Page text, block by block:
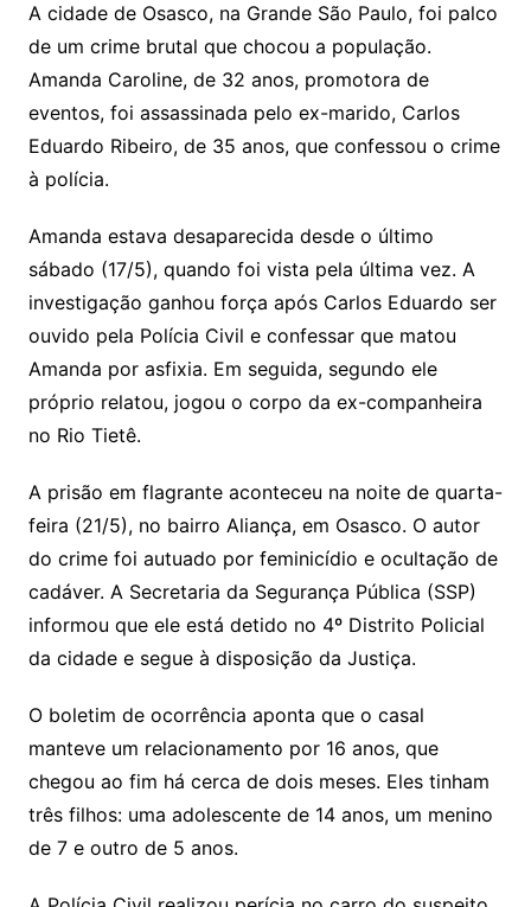
A cidade de Osasco, na Grande São Paulo, foi palco
de um crime brutal que chocou a população.
Amanda Caroline, de 32 anos, promotora de
eventos, foi assassinada pelo ex-marido, Carlos
Eduardo Ribeiro, de 35 anos, que confessou o crime
à polícia.
Amanda estava desaparecida desde o último
sábado (17/5), quando foi vista pela última vez. A
investigação ganhou força após Carlos Eduardo ser
ouvido pela Polícia Civil e confessar que matou
Amanda por asfixia. Em seguida, segundo ele
próprio relatou, jogou o corpo da ex-companheira
no Rio Tietê.
A prisão em flagrante aconteceu na noite de quarta-
feira (21/5), no bairro Aliança, em Osasco. O autor
do crime foi autuado por feminicídio e ocultação de
cadáver. A Secretaria da Segurança Pública (SSP)
informou que ele está detido no 4º Distrito Policial
da cidade e segue à disposição da Justiça.
O boletim de ocorrência aponta que o casal
manteve um relacionamento por 16 anos, que
chegou ao fim há cerca de dois meses. Eles tinham
três filhos: uma adolescente de 14 anos, um menino
de 7 e outro de 5 anos.